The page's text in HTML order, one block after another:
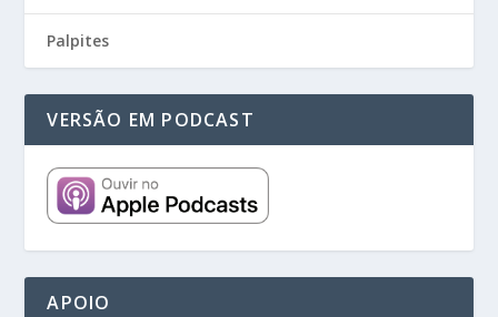
Palpites
VERSÃO EM PODCAST
APOIO